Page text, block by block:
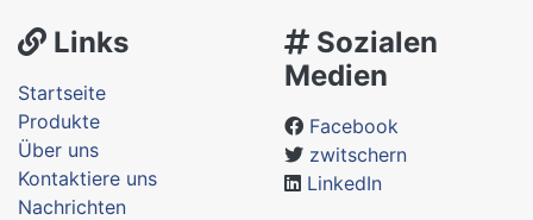
Links
Startseite
Produkte
Über uns
Kontaktiere uns
Nachrichten
Sozialen
Medien
Facebook
zwitschern
LinkedIn